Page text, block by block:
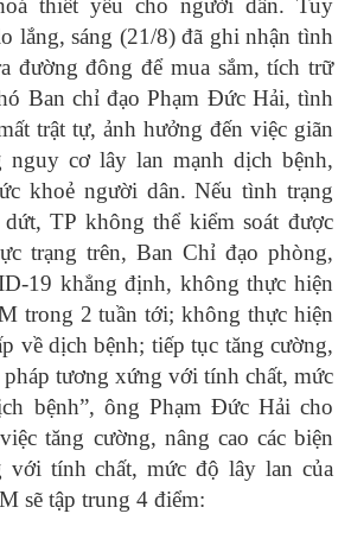
thiết yếu cho người dân. Tuy
lắng, sáng (21/8) đã ghi nhận tình
đường đông để mua sắm, tích trữ
Ban chỉ đạo Phạm Đức Hải, tình
trật tự, ảnh hưởng đến việc giãn
nguy cơ lây lan mạnh dịch bệnh,
khoẻ người dân. Nếu tình trạng
TP không thể kiểm soát được
trạng trên, Ban Chỉ đạo phòng,
19 khẳng định, không thực hiện
trong 2 tuần tới; không thực hiện
về dịch bệnh; tiếp tục tăng cường,
pháp tương xứng với tính chất, mức
bệnh”, ông Phạm Đức Hải cho
tăng cường, nâng cao các biện
với tính chất, mức độ lây lan của
sẽ tập trung 4 điểm: